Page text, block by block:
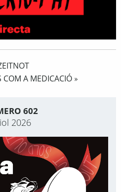
COM A MEDICACIÓ »
602
2026